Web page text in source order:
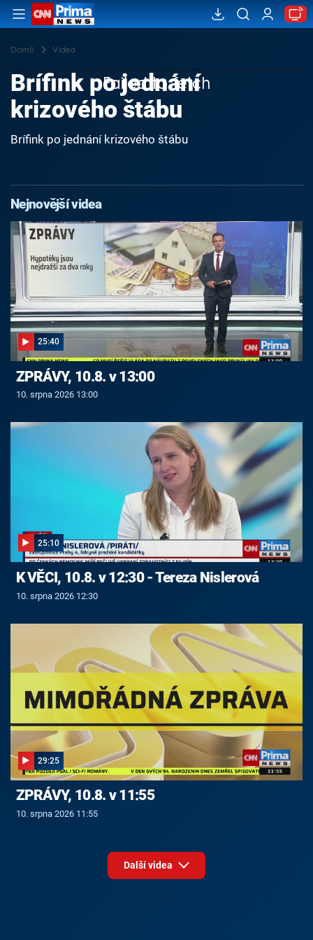
Domů Videa
Failed to fetch
Brífink po jednání
krizového štábu
Brífink po jednání krizového štábu
Nejnovější videa
25:40
ZPRÁVY, 10.8. v 13:00
10. srpna 2026 13:00
25:10
K VĚCI, 10.8. v 12:30 - Tereza Nislerová
10. srpna 2026 12:30
29:25
ZPRÁVY, 10.8. v 11:55
10. srpna 2026 11:55
Další videa